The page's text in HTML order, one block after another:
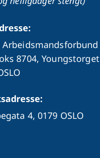
Arbeidsmandsforbund
8704, Youngstorget
4, 0179 OSLO